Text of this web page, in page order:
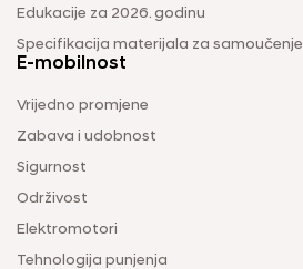
Edukacije za 2026. godinu
Specifikacija materijala za samoučenje
E-mobilnost
Vrijedno promjene
Zabava i udobnost
Sigurnost
Održivost
Elektromotori
Tehnologija punjenja